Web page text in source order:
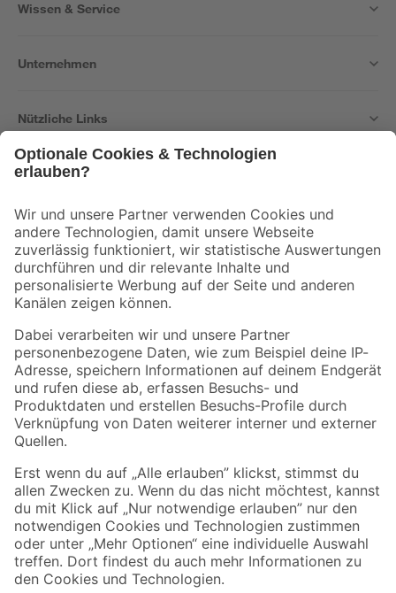
Wissen & Service
Unternehmen
Nützliche Links
Der toom Newsletter: Keine Angebote und Aktionen mehr verpassen!
Zur Newsletter Anmeldung
Folge uns
Zahlungsarten Versandarten
Sicher einkaufen
Jetzt die toom-App herunterladen